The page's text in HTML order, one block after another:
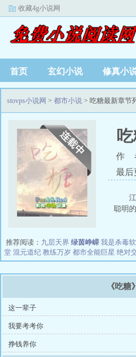
收藏4g小说网
首页 玄幻小说 修真小
stovps小说网 > 都市小说 > 吃糖最新章节
作
最后
聪明
推荐阅读： 九层天界 绿茵峥嵘 我是杀毒
堂 混元道纪 教练万岁 都市全能巨星 绝对
《吃糖
这一辈子
我要考考你
挣钱养你